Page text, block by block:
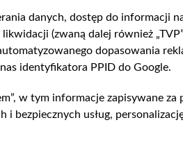
danych, dostęp do informacji
(zwaną dalej również
dopasowania
identyfikatora PPID do Google.
w tym informacje zapisywane za
usług,